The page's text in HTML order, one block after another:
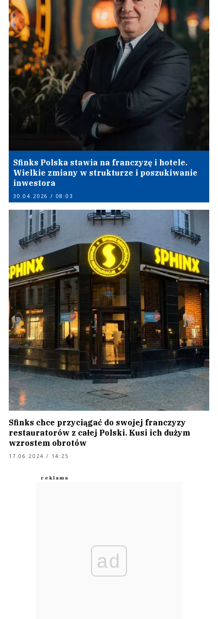
Sfinks Polska stawia na franczyzę i hotele.
Wielkie zmiany w strukturze i poszukiwanie
inwestora
30.04.2026 / 08:03
Sfinks chce przyciągać do swojej franczyzy
restauratorów z całej Polski. Kusi ich dużym
wzrostem obrotów
17.06.2024 / 14:25
ad